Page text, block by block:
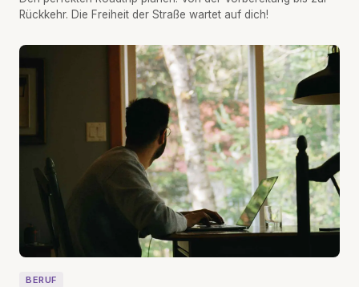
Rückkehr. Die Freiheit der Straße wartet auf dich!
BERUF